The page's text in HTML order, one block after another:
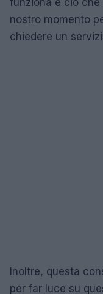
funziona e ciò che
nostro momento
chiedere un
Inoltre, questa
per far luce su